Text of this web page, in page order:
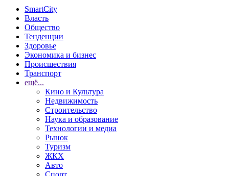
SmartCity
Власть
Общество
Тенденции
Здоровье
Экономика и бизнес
Происшествия
Транспорт
ещё...
Кино и Культура
Недвижимость
Строительство
Наука и образование
Технологии и медиа
Рынок
Туризм
ЖКХ
Авто
Спорт